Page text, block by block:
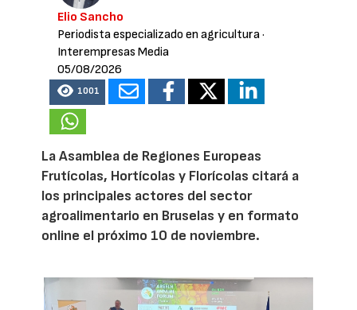
Elio Sancho
Periodista especializado en agricultura·
Interempresas Media
05/08/2026
1001
La Asamblea de Regiones Europeas
Frutícolas, Hortícolas y Florícolas citará a
los principales actores del sector
agroalimentario en Bruselas y en formato
online el próximo 10 de noviembre.